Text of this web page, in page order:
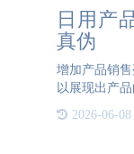
日用产
真伪
增加产品销
以展现出产
包装时可以
对产品做出
2026-06-08